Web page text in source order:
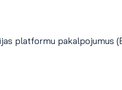
platformu pakalpojumus